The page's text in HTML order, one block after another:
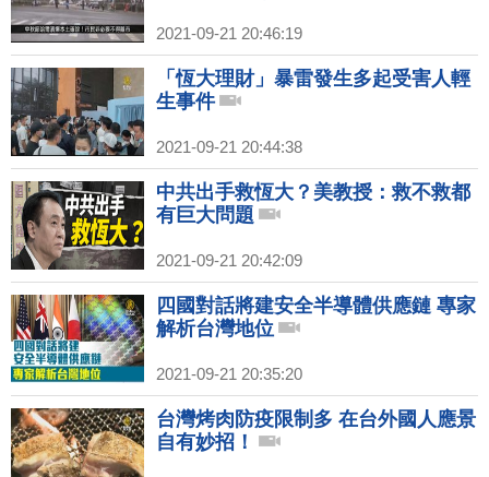
2021-09-21 20:46:19
「恆大理財」暴雷發生多起受害人輕
生事件
2021-09-21 20:44:38
中共出手救恆大？美教授：救不救都
有巨大問題
2021-09-21 20:42:09
四國對話將建安全半導體供應鏈 專家
解析台灣地位
2021-09-21 20:35:20
台灣烤肉防疫限制多 在台外國人應景
自有妙招！